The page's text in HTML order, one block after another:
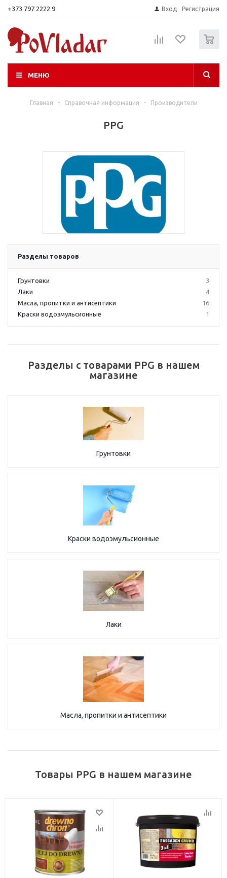
+373 797 2222 9 Вход Регистрация
МЕНЮ
Главная - Справочная информация - Производители
PPG
Разделы товаров
Грунтовки
3
Лаки
4
Масла, пропитки и антисептики
16
Краски водоэмульсионные
1
Разделы с товарами PPG в нашем
магазине
Грунтовки
Краски водоэмульсионные
Лаки
Масла, пропитки и антисептики
Товары PPG в нашем магазине